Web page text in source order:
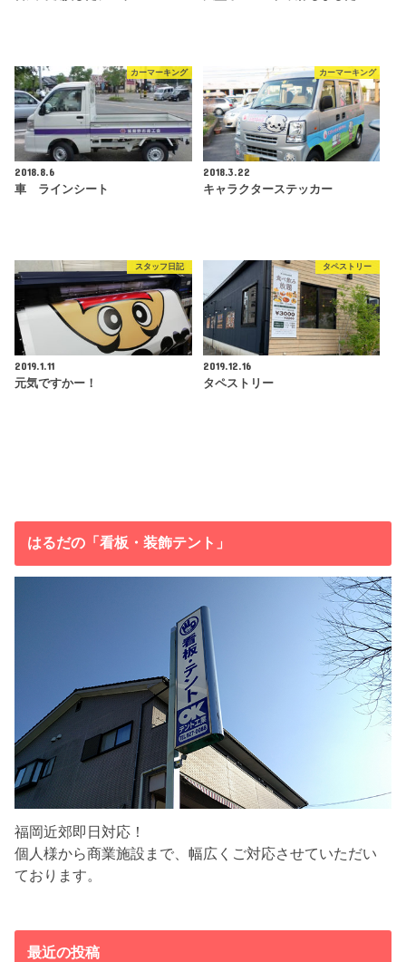
カーマーキング
2018.8.6
車 ラインシート
カーマーキング
2018.3.22
キャラクターステッカー
スタッフ日記
2019.1.11
元気ですかー！
タペストリー
2019.12.16
タペストリー
はるだの「看板・装飾テント」
福岡近郊即日対応！
個人様から商業施設まで、幅広くご対応させていただい
ております。
最近の投稿